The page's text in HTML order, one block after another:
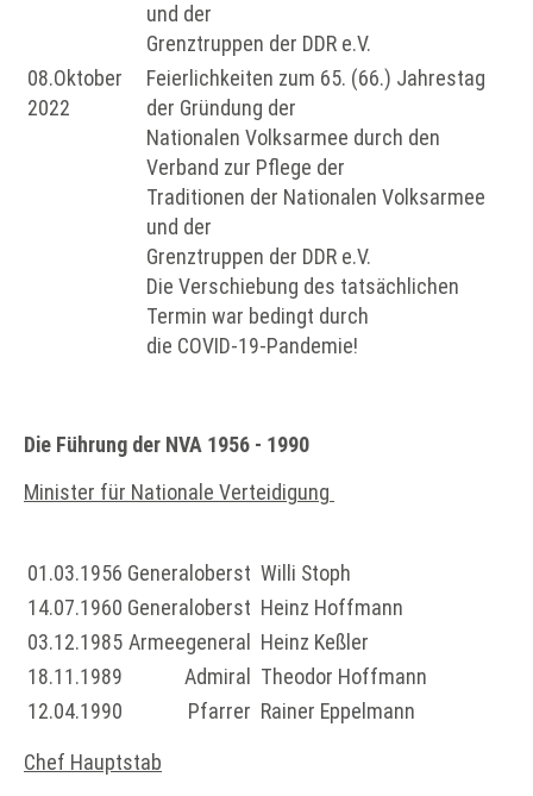
und der
Grenztruppen der DDR e.V.
08.Oktober
2022
Feierlichkeiten zum 65. (66.) Jahrestag
der Gründung der
Nationalen Volksarmee durch den
Verband zur Pflege der
Traditionen der Nationalen Volksarmee
und der
Grenztruppen der DDR e.V.
Die Verschiebung des tatsächlichen
Termin war bedingt durch
die COVID-19-Pandemie!
Die Führung der NVA 1956 - 1990
Minister für Nationale Verteidigung
01.03.1956 Generaloberst Willi Stoph
14.07.1960 Generaloberst Heinz Hoffmann
03.12.1985 Armeegeneral
Heinz Keßler
18.11.1989
Admiral
Theodor Hoffmann
12.04.1990
Pfarrer Rainer Eppelmann
Chef Hauptstab